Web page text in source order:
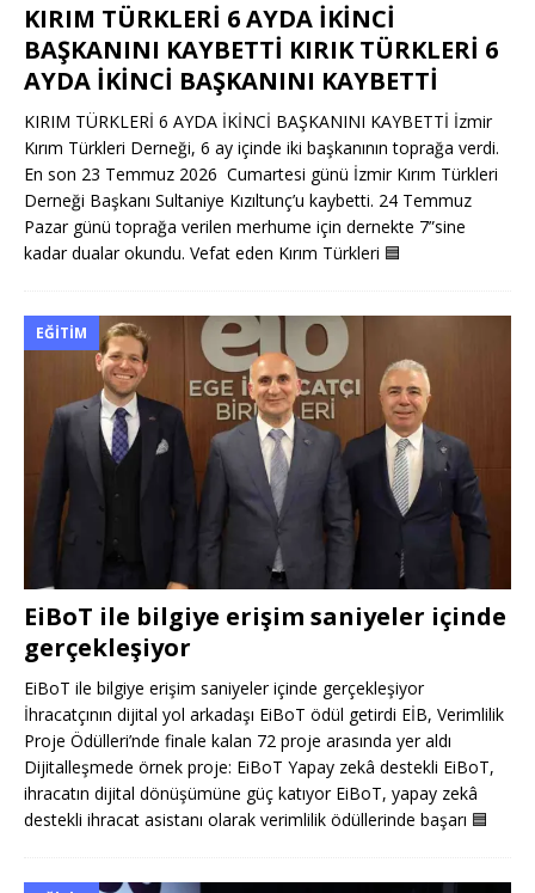
KIRIM TÜRKLERİ 6 AYDA İKİNCİ
BAŞKANINI KAYBETTİ KIRIK TÜRKLERİ 6
AYDA İKİNCİ BAŞKANINI KAYBETTİ
KIRIM TÜRKLERİ 6 AYDA İKİNCİ BAŞKANINI KAYBETTİ İzmir
Kırım Türkleri Derneği, 6 ay içinde iki başkanının toprağa verdi.
En son 23 Temmuz 2026 Cumartesi günü İzmir Kırım Türkleri
Derneği Başkanı Sultaniye Kızıltunç’u kaybetti. 24 Temmuz
Pazar günü toprağa verilen merhume için dernekte 7”sine
kadar dualar okundu. Vefat eden Kırım Türkleri 🟦
EĞITIM
EiBoT ile bilgiye erişim saniyeler içinde
gerçekleşiyor
EiBoT ile bilgiye erişim saniyeler içinde gerçekleşiyor
İhracatçının dijital yol arkadaşı EiBoT ödül getirdi EİB, Verimlilik
Proje Ödülleri’nde finale kalan 72 proje arasında yer aldı
Dijitalleşmede örnek proje: EiBoT Yapay zekâ destekli EiBoT,
ihracatın dijital dönüşümüne güç katıyor EiBoT, yapay zekâ
destekli ihracat asistanı olarak verimlilik ödüllerinde başarı 🟦